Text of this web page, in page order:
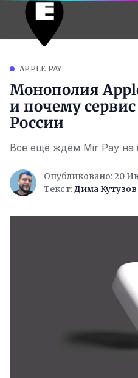
APPLE PAY
Монополия
и почему
России
Всё ещё ждём Mir Pay на
Опубликовано: 20
Текст:Дима Кутузов